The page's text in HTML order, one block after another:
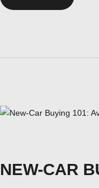
NEW-CAR